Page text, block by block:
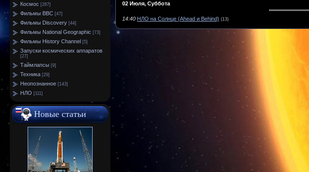
Космос [287]
Фильмы BBC [47]
Фильмы Discovery [44]
Фильмы National Geographic [73]
Фильмы History Channel [5]
Запуски космических аппаратов
[27]
Таймлапсы [9]
Техника [29]
Неопознанное [143]
НЛО [111]
Новые статьи
02 Июля, Суббота
14:40 НЛО на Солнце (Ahead и Behind) (13)